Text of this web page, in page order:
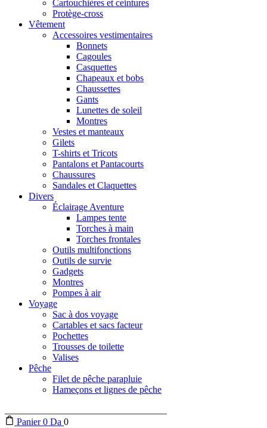
Cartouchières et ceintures
Protège-cross
Vêtement
Accessoires vestimentaires
Bonnets
Cagoules
Casquettes
Chapeaux et bobs
Chaussettes
Gants
Lunettes de soleil
Montres
Vestes et manteaux
Gilets
T-shirts et Tricots
Pantalons et Pantacourts
Chaussures
Sandales et Claquettes
Divers
Éclairage Aventure
Lampes tente
Torches à main
Torches frontales
Outils multifonctions
Outils de survie
Gadgets
Montres
Pompes à air
Voyage
Sac à dos voyage
Cartables et sacs facteur
Pochettes
Trousses de toilette
Valises
Pêche
Filet de pêche parapluie
Hameçons et lignes de pêche
Panier0 Da 0